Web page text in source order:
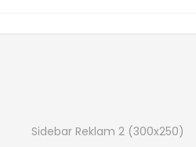
Sidebar Reklam 2 (300x250)